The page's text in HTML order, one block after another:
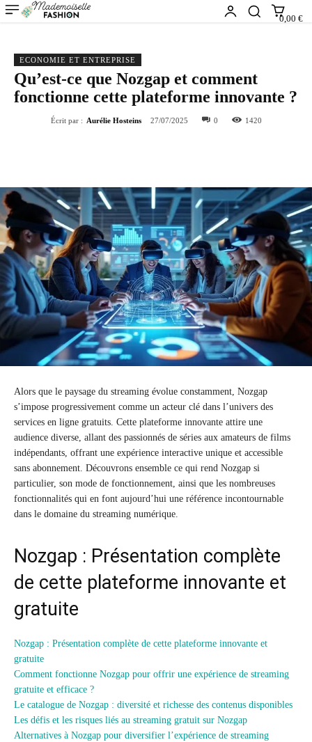
0,00 €
ECONOMIE ET ENTREPRISE
Qu’est-ce que Nozgap et comment
fonctionne cette plateforme innovante ?
Écrit par : Aurélie Hosteins 27/07/2025 0 1420
Alors que le paysage du streaming évolue constamment, Nozgap
s’impose progressivement comme un acteur clé dans l’univers des
services en ligne gratuits. Cette plateforme innovante attire une
audience diverse, allant des passionnés de séries aux amateurs de films
indépendants, offrant une expérience interactive unique et accessible
sans abonnement. Découvrons ensemble ce qui rend Nozgap si
particulier, son mode de fonctionnement, ainsi que les nombreuses
fonctionnalités qui en font aujourd’hui une référence incontournable
dans le domaine du streaming numérique.
Nozgap : Présentation complète
de cette plateforme innovante et
gratuite
Nozgap : Présentation complète de cette plateforme innovante et
gratuite
Comment fonctionne Nozgap pour offrir une expérience de streaming
gratuite et efficace ?
Le catalogue de Nozgap : diversité et richesse des contenus disponibles
Les défis et les risques liés au streaming gratuit sur Nozgap
Alternatives à Nozgap pour diversifier l’expérience de streaming